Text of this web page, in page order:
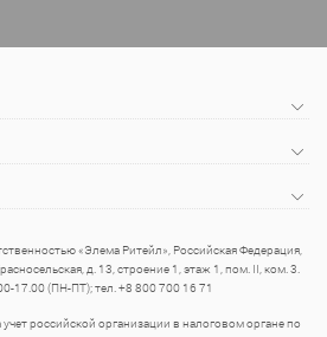
«Элема Ритейл», Российская Федерация,
д. 13, строение 1, этаж 1, пом. II, ком. 3.
17.00 (ПН-ПТ); тел. +8 800 700 16 71
российской организации в налоговом органе по